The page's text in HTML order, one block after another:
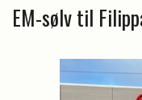
EM-sølv til